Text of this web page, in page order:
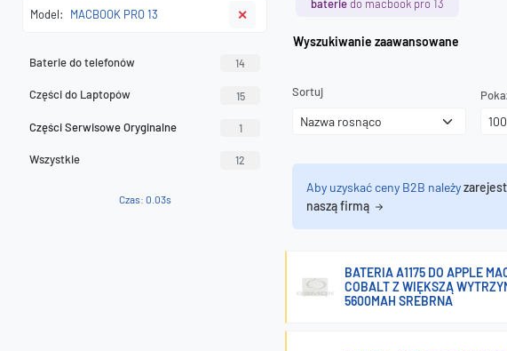
Model: MACBOOK PRO 13 ✕
Baterie do telefonów 14
Części do Laptopów 15
Części Serwisowe Oryginalne 1
Wszystkie 12
Czas: 0.03s
baterie do macbook pro 13
Wyszukiwanie zaawansowane
Sortuj
Aby uzyskać ceny B2B należy
naszą firmą
BATERIA A1175 DO APPLE
COBALT Z WIĘKSZĄ
5600MAH SREBRNA